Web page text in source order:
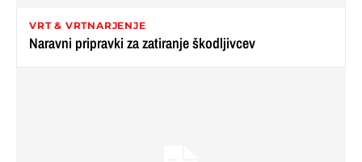
VRT & VRTNARJENJE
Naravni pripravki za zatiranje škodljivcev